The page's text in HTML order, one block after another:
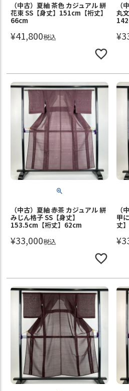
（中古）夏紬 茶色 カジュアル 絣
花束 SS【身丈】151cm【裄丈】
66cm
¥41,800税込
（
丸
¥
（中古）夏紬 赤茶 カジュアル 絣
みじん格子 SS【身丈】
153.5cm【裄丈】62cm
¥33,000税込
（
甲
丈
¥